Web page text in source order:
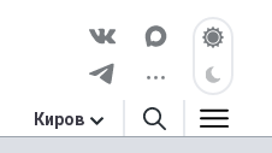
Киров